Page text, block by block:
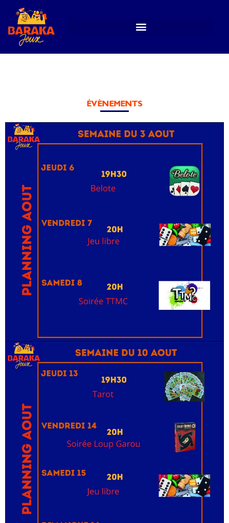
ÉVÈNEMENTS